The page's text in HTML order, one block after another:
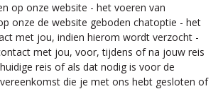
op onze website - het voeren van
onze de website geboden chatoptie - het
met jou, indien hierom wordt verzocht -
met jou, voor, tijdens of na jouw reis
reis of als dat nodig is voor de
die je met ons hebt gesloten of